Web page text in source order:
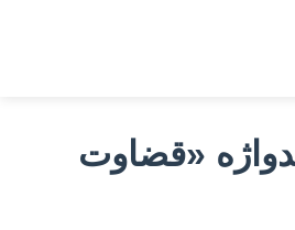
«قضاوت